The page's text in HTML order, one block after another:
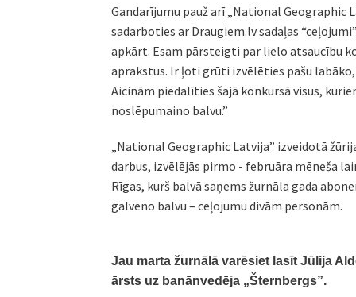
Gandarījumu pauž arī „National Geographic
sadarboties ar Draugiem.lv sadaļas
apkārt. Esam pārsteigti par lielo atsaucību
aprakstus. Ir ļoti grūti izvēlēties pašu
Aicinām piedalīties šajā konkursā visus,
noslēpumaino balvu.”
„National Geographic Latvija” izveidotā
darbus, izvēlējās pirmo - februāra mēneša
Rīgas, kurš balvā saņems žurnāla gada
galveno balvu – ceļojumu divām personām.
Jau marta žurnālā varēsiet lasīt Jūlija
ārsts uz banānvedēja „Šternbergs”.